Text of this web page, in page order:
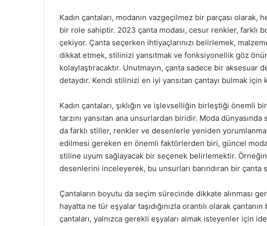
Kadın çantaları, modanın vazgeçilmez bir parçası
bir role sahiptir. 2023 çanta modası, cesur renkler, farklı
çekiyor. Çanta seçerken ihtiyaçlarınızı belirlemek,
dikkat etmek, stilinizi yansıtmak ve fonksiyonellik göz
kolaylaştıracaktır. Unutmayın, çanta sadece bir aksesuar
detaydır. Kendi stilinizi en iyi yansıtan çantayı bulmak
Kadın çantaları, şıklığın ve işlevselliğin birleştiği önemli
tarzını yansıtan ana unsurlardan biridir. Moda
da farklı stiller, renkler ve desenlerle yeniden
edilmesi gereken en önemli faktörlerden biri, güncel
stiline uyum sağlayacak bir seçenek belirlemektir.
desenlerini inceleyerek, bu unsurları barındıran bir çanta
Çantaların boyutu da seçim sürecinde dikkate alınması
hayatta ne tür eşyalar taşıdığınızla orantılı olarak
çantaları, yalnızca gerekli eşyaları almak isteyenler için